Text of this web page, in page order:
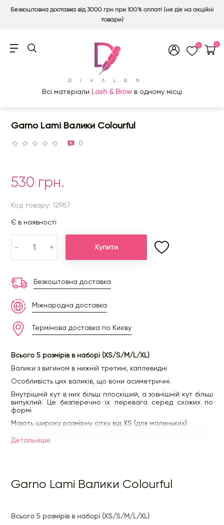
Безкоштовна доставка від 3000 грн при 100% оплаті (не діє на акційні
товари)
0 0
Всі матеріали Lash & Brow в одному місці
Garno Lami Валики Colourful
0
530 грн.
Код товару: 12987
Є в наявності
- + Купити
Безкоштовна доставка
Міжнародна доставка
Термінова доставка по Києву
Всього 5 розмірів в наборі (XS/S/M/L/XL)
Валики з вигином в нижній третині, каплевидні
Особливість цих валиків, що вони асиметричні.
Внутрішній кут в них більш плоскіший, а зовнішній кут більш
випуклий. Це безперечно їх перевага серед схожих по
формі
Мають широку розмірну сітку від XS (для маленьких)
Силікон, який вже обожнюють майстри за його
анатомічність, «липкість» та як бонус, він фарбується дуже
Детальнiше
Garno Lami Валики Colourful
Всього 5 розмірів в наборі (XS/S/M/L/XL)